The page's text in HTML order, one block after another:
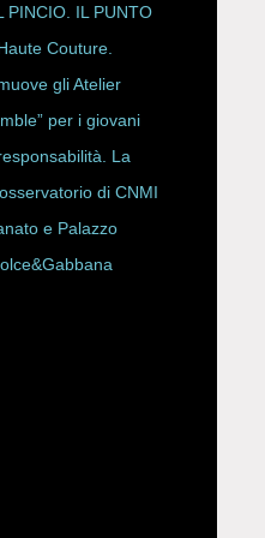
PINCIO. IL PUNTO
E
Couture.
gli Atelier
per i giovani
La
di CNMI
e Palazzo